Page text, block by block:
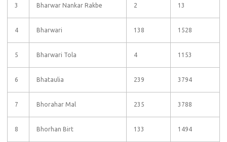
3 Bharwar Nankar Rakbe 2 13
4 Bharwari 138 1528
5 Bharwari Tola 4 1153
6 Bhataulia 239 3794
7 Bhorahar Mal 235 3788
8 Bhorhan Birt 133 1494